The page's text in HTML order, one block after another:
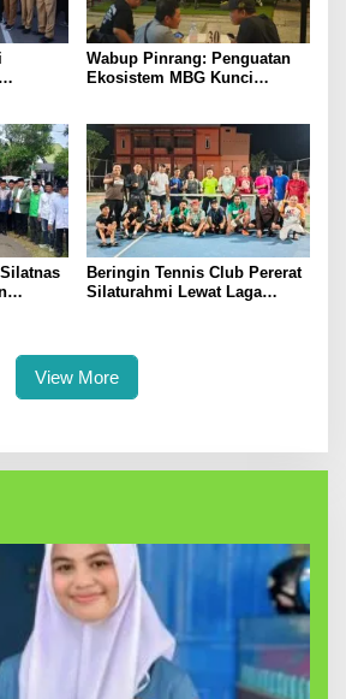
Wabup Pinrang: Penguatan
Ekosistem MBG Kunci
Beringin Tennis Club Pererat
Silaturahmi Lewat Laga
View More